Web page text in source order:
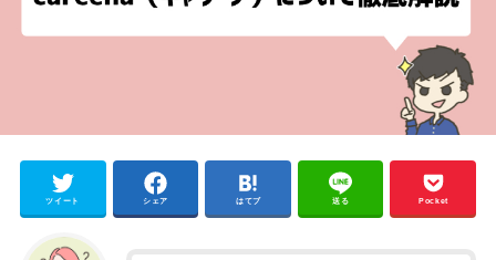
ツイート シェア はてブ 送る Pocket